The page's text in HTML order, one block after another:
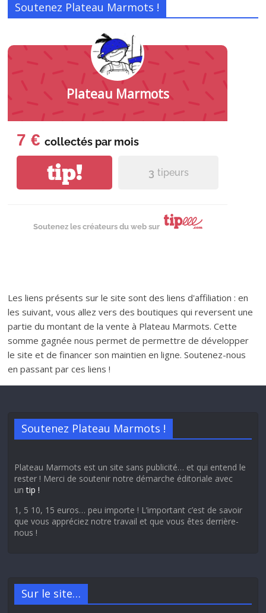
Soutenez Plateau Marmots !
Plateau Marmots
7 € collectés par mois
tip! 3 tipeurs
Soutenez les créateurs du web sur
Les liens présents sur le site sont des liens d'affiliation : en
les suivant, vous allez vers des boutiques qui reversent une
partie du montant de la vente à Plateau Marmots. Cette
somme gagnée nous permet de permettre de développer
le site et de financer son maintien en ligne. Soutenez-nous
en passant par ces liens !
Soutenez Plateau Marmots !
Plateau Marmots est un site sans publicité… et qui entend le
rester ! Merci de soutenir notre démarche éditoriale avec
untip !
1, 5 10, 15 euros… peu importe ! L’important c’est de savoir
que vous appréciez notre travail et que vous êtes derrière-
nous !
Sur le site…